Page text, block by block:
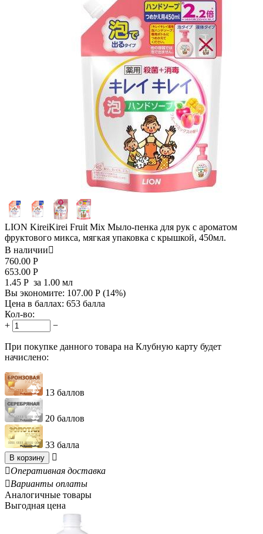
LION KireiKirei Fruit Mix Мыло-пенка для рук с ароматом
фруктового микса, мягкая упаковка с крышкой, 450мл.
В наличии
760.00 Р
653.00 Р
1.45 Р за 1.00 мл
Вы экономите: 107.00 Р (14%)
Цена в баллах: 653 балла
Кол-во:
+
−
При покупке данного товара на Клубную карту будет
начислено:
13 баллов
20 баллов
33 балла
В корзину

Оперативная доставка
Варианты оплаты
Аналогичные товары
Выгодная цена